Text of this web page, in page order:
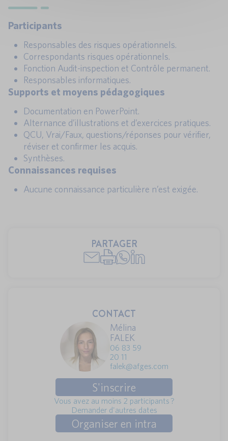
Participants
Responsables des risques opérationnels.
Correspondants risques opérationnels.
Fonction Audit-inspection et Contrôle permanent.
Responsables informatiques.
Supports et moyens pédagogiques
Documentation en PowerPoint.
Alternance d’illustrations et d’exercices pratiques.
QCU, Vrai/Faux, questions/réponses pour vérifier,
réviser et confirmer les acquis.
Synthèses.
Connaissances requises
Aucune connaissance particulière n’est exigée.
PARTAGER
CONTACT
Mélina
FALEK
06 83 59
20 11
falek@afges.com
S'inscrire
Vous avez au moins 2 participants ?
Demander d'autres dates
Organiser en intra